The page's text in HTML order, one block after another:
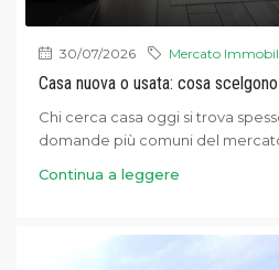
30/07/2026 Mercato
Casa nuova o usata: cosa
Chi cerca casa oggi si trova
domande più comuni del
Continua a leggere